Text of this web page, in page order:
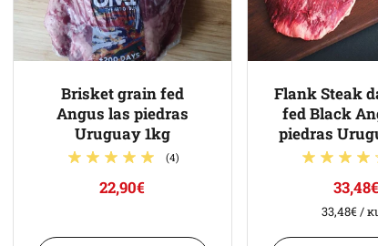
Brisket grain fed
Angus las piedras
Uruguay 1kg
(4)
22,90€
Flank Steak
fed Black
piedras
33,48€
33,48€/